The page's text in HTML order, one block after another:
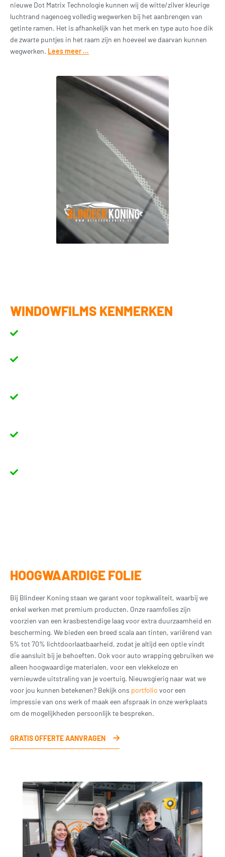
nieuwe Dot Matrix Technologie kunnen wij de witte/zilver kleurige
luchtrand nagenoeg volledig wegwerken bij het aanbrengen van
getinte ramen. Het is afhankelijk van het merk en type auto hoe dik
de zwarte puntjes in het raam zijn en hoeveel we daarvan kunnen
wegwerken. Lees meer …
WINDOWFILMS KENMERKEN
HOOGWAARDIGE FOLIE
Bij Blindeer Koning staan we garant voor topkwaliteit, waarbij we
enkel werken met premium producten. Onze raamfolies zijn
voorzien van een krasbestendige laag voor extra duurzaamheid en
bescherming. We bieden een breed scala aan tinten, variërend van
5% tot 70% lichtdoorlaatbaarheid, zodat je altijd een optie vindt
die aansluit bij je behoeften. Ook voor auto wrapping gebruiken we
alleen hoogwaardige materialen, voor een vlekkeloze en
vernieuwde uitstraling van je voertuig. Nieuwsgierig naar wat we
voor jou kunnen betekenen? Bekijk ons portfolio voor een
impressie van ons werk of maak een afspraak in onze werkplaats
om de mogelijkheden persoonlijk te bespreken.
GRATIS OFFERTE AANVRAGEN